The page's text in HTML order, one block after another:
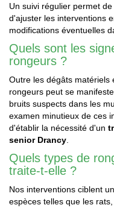
Un suivi régulier permet
d'ajuster les interventions
modifications éventuelles
Quels sont les
rongeurs ?
Outre les dégâts matériels
rongeurs peut se
bruits suspects dans les
examen minutieux de ces
d'établir la nécessité d'un
senior Drancy.
Quels types de
traite-t-elle ?
Nos interventions ciblent
espèces telles que les